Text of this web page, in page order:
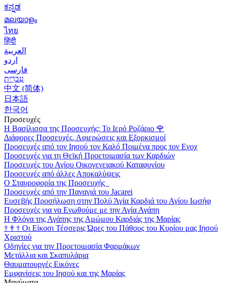
ಕನ್ನಡ
മലയാളം
ไทย
हिंदी
العربية
اردو
فارسی
עִברִית
中文 (简体)
日本語
한국어
Προσευχές
Η Βασίλισσα της Προσευχής: Το Ιερό Ροζάριο 🌹
Διάφορες Προσευχές, Αφιερώσεις και Εξορκισμοί
Προσευχές από τον Ιησού τον Καλό Ποιμένα προς τον Ενοχ
Προσευχές για τη Θεϊκή Προετοιμασία των Καρδιών
Προσευχές του Αγίου Οικογενειακού Καταφυγίου
Προσευχές από άλλες Αποκαλύψεις
Ο Σταυροφορία της Προσευχής
Προσευχές από την Παναγιά του Jacarei
Ευσεβής Προσήλωση στην Πολύ Άγία Καρδιά του Αγίου Ιωσήφ
Προσευχές για να Ενωθούμε με την Αγία Αγάπη
Η Φλόγα της Αγάπης της Αμώμου Καρδιάς της Μαρίας
† † † Οι Είκοσι Τέσσερις Ώρες του Πάθους του Κυρίου μας Ιησού
Χριστού
Οδηγίες για την Προετοιμασία Φαρμάκων
Μετάλλια και Σκαπυλάρια
Θαυματουργές Εικόνες
Εμφανίσεις του Ιησού και της Μαρίας